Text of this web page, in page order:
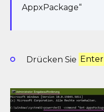
AppxPackage“
Drücken Sie Enter